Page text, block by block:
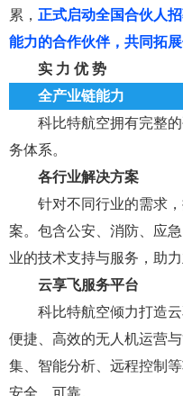
累， 正式启动全国合伙人
能力的合作伙伴，共同拓
实 力 优 势
全产业链能力
科比特航空拥有完整
务体系。
各行业解决方案
针对不同行业的需求
案。包含公安、消防、应
业的技术支持与服务，助力
云享飞服务平台
科比特航空倾力打造
便捷、高效的无人机运营
集、智能分析、远程控制